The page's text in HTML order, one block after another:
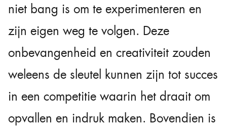
niet bang is om te experimenteren en
zijn eigen weg te volgen. Deze
onbevangenheid en creativiteit zouden
weleens de sleutel kunnen zijn tot succes
in een competitie waarin het draait om
opvallen en indruk maken. Bovendien is